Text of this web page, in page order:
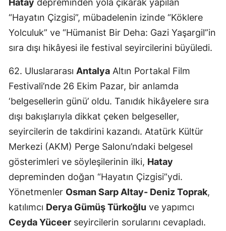
Hatay depreminden yola çıkarak yapılan
“Hayatın Çizgisi”, mübadelenin izinde “Köklere
Yolculuk” ve “Hümanist Bir Deha: Gazi Yaşargil”in
sıra dışı hikâyesi ile festival seyircilerini büyüledi.
62. Uluslararası Antalya Altın Portakal Film
Festivali’nde 26 Ekim Pazar, bir anlamda
‘belgesellerin günü’ oldu. Tanıdık hikâyelere sıra
dışı bakışlarıyla dikkat çeken belgeseller,
seyircilerin de takdirini kazandı. Atatürk Kültür
Merkezi (AKM) Perge Salonu’ndaki belgesel
gösterimleri ve söyleşilerinin ilki, Hatay
depreminden doğan “Hayatın Çizgisi”ydi.
Yönetmenler Osman Sarp Altay- Deniz Toprak,
katılımcı Derya Gümüş Türkoğlu ve yapımcı
Ceyda Yüceer seyircilerin sorularını cevapladı.